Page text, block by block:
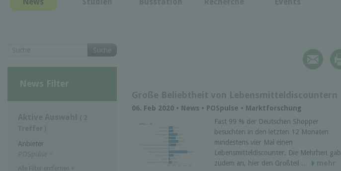
Große Beliebtheit von Lebensmitteldiscountern
06. Feb 2020 • News • POSpulse • Marktforschung
Fast 99 % der Deutschen Shopper
besuchten in den letzten 12 Monaten
mindestens vier Mal einen
Lebensmitteldiscounter. Die Mehrheit gab
zudem an, hier den Großteil ...
mehr
Suche
News Filter
Aktive Auswahl ( 2
Treffer )
Anbieter
POSpulse ×